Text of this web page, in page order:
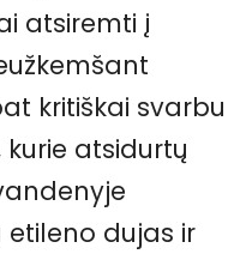
atsiremti į
kritiškai svarbu
atsidurtų
etileno dujas ir